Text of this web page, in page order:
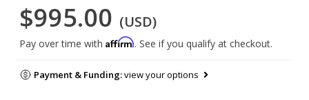
$995.00 (USD)
Pay over time with Affirm. See if you qualify at checkout.
Payment & Funding:view your options